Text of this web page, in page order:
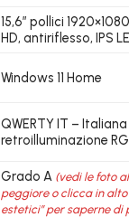
15,6″ pollici
HD, antiriflesso, IPS
Windows 11 Home
QWERTY IT –
retroilluminazione
Grado A (vedi le foto
peggiore o clicca in alto
estetici” per saperne di